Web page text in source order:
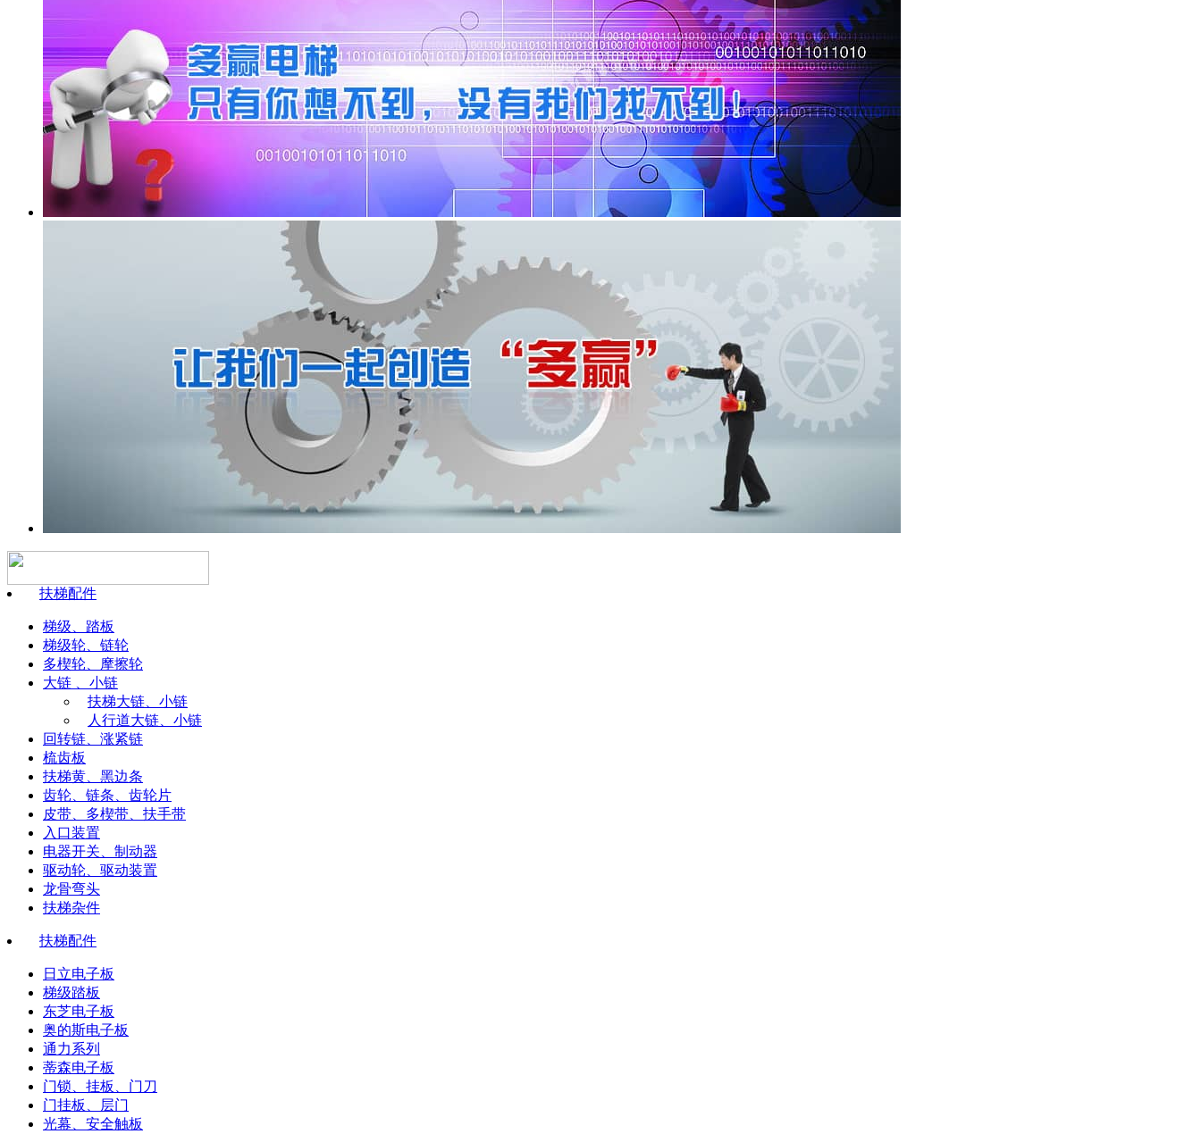
扶梯配件
梯级、踏板
梯级轮、链轮
多楔轮、摩擦轮
大链 、小链
扶梯大链、小链
人行道大链、小链
回转链、涨紧链
梳齿板
扶梯黄、黑边条
齿轮、链条、齿轮片
皮带、多楔带、扶手带
入口装置
电器开关、制动器
驱动轮、驱动装置
龙骨弯头
扶梯杂件
扶梯配件
日立电子板
梯级踏板
东芝电子板
奥的斯电子板
通力系列
蒂森电子板
门锁、挂板、门刀
门挂板、层门
光幕、安全触板